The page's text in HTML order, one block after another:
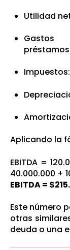
Utilidad
Gastos
Aplicando la
EBITDA =
40.000.000 +
EBITDA =
Este número
otras
deuda o una